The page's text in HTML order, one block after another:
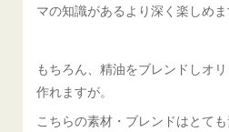
マの知識があるより深く楽しめま
もちろん、精油をブレンドしオ
作れますが。
こちらの素材・ブレンドはとても